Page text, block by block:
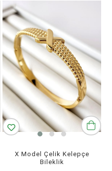
X Model Çelik Kelepçe
Bileklik